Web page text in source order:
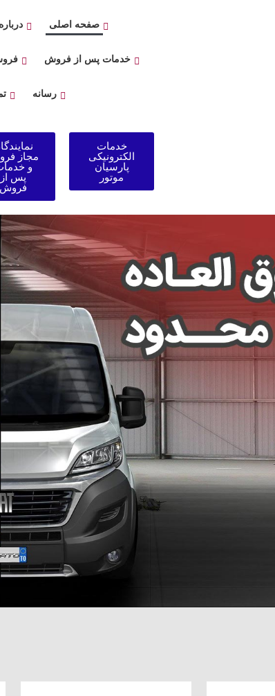
صفحه اصلی
خدمات پس از فروش
رسانه
خدمات
الکترونیکی
پارسیان
موتور
مجاز
و
پس از
فروش